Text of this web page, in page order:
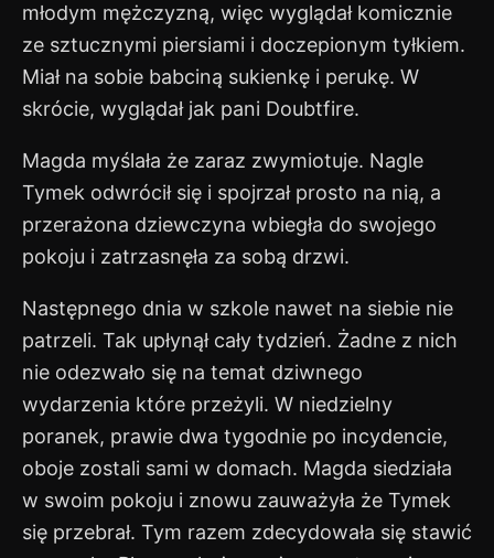
młodym mężczyzną, więc wyglądał komicznie
ze sztucznymi piersiami i doczepionym tyłkiem.
Miał na sobie babciną sukienkę i perukę. W
skrócie, wyglądał jak pani Doubtfire.
Magda myślała że zaraz zwymiotuje. Nagle
Tymek odwrócił się i spojrzał prosto na nią, a
przerażona dziewczyna wbiegła do swojego
pokoju i zatrzasnęła za sobą drzwi.
Następnego dnia w szkole nawet na siebie nie
patrzeli. Tak upłynął cały tydzień. Żadne z nich
nie odezwało się na temat dziwnego
wydarzenia które przeżyli. W niedzielny
poranek, prawie dwa tygodnie po incydencie,
oboje zostali sami w domach. Magda siedziała
w swoim pokoju i znowu zauważyła że Tymek
się przebrał. Tym razem zdecydowała się stawić